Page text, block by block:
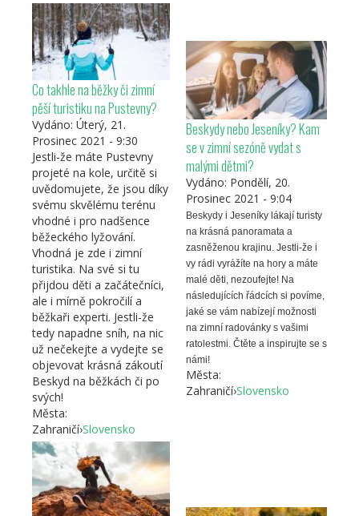
Co takhle na běžky či zimní
pěší turistiku na Pustevny?
Vydáno: Úterý, 21.
Prosinec 2021 - 9:30
Jestli-že máte Pustevny
projeté na kole, určitě si
uvědomujete, že jsou díky
svému skvělému terénu
vhodné i pro nadšence
běžeckého lyžování.
Vhodná je zde i zimní
turistika. Na své si tu
přijdou děti a začátečníci,
ale i mírně pokročilí a
běžkaři experti. Jestli-že
tedy napadne sníh, na nic
už nečekejte a vydejte se
objevovat krásná zákoutí
Beskyd na běžkách či po
svých!
Města:
Zahraničí›Slovensko
Beskydy nebo Jeseníky? Kam
se v zimní sezóně vydat s
malými dětmi?
Vydáno: Pondělí, 20.
Prosinec 2021 - 9:04
Beskydy i Jeseníky lákají turisty
na krásná panoramata a
zasněženou krajinu. Jestli-že i
vy rádi vyrážíte na hory a máte
malé děti, nezoufejte! Na
následujících řádcích si povíme,
jaké se vám nabízejí možnosti
na zimní radovánky s vašimi
ratolestmi. Čtěte a inspirujte se s
námi!
Města:
Zahraničí›Slovensko